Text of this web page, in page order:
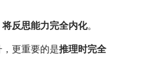
将反思能力完全内化。
更重要的是推理时完全